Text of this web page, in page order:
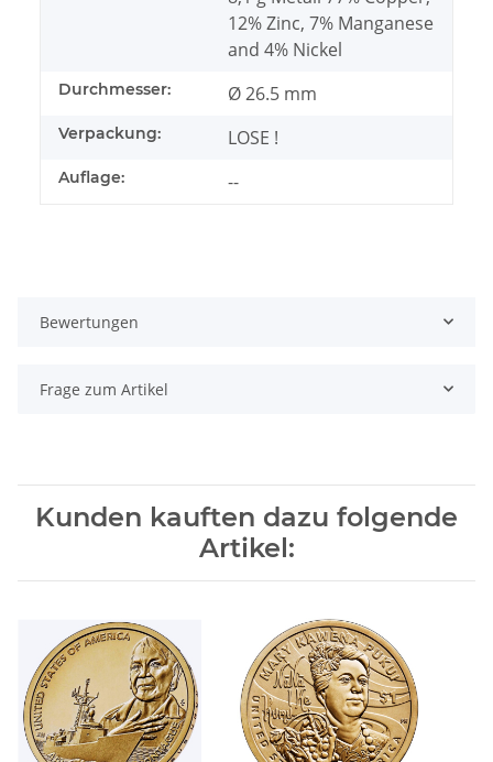
12% Zinc, 7% Manganese
and 4% Nickel
Durchmesser: Ø 26.5 mm
Verpackung: LOSE !
Auflage: --
Bewertungen
Frage zum Artikel
Kunden kauften dazu folgende
Artikel: